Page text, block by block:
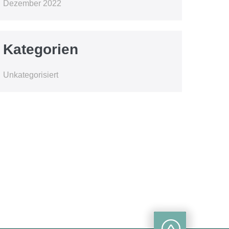
Dezember 2022
Kategorien
Unkategorisiert